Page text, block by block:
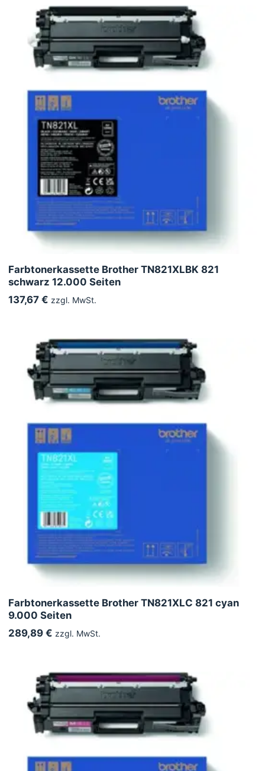
Farbtonerkassette Brother TN821XLBK 821
schwarz 12.000 Seiten
137,67 € zzgl. MwSt.
Farbtonerkassette Brother TN821XLC 821 cyan
9.000 Seiten
289,89 € zzgl. MwSt.